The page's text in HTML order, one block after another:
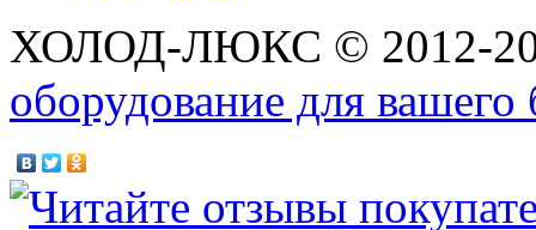
ХОЛОД-ЛЮКС © 2012-
оборудование для вашего